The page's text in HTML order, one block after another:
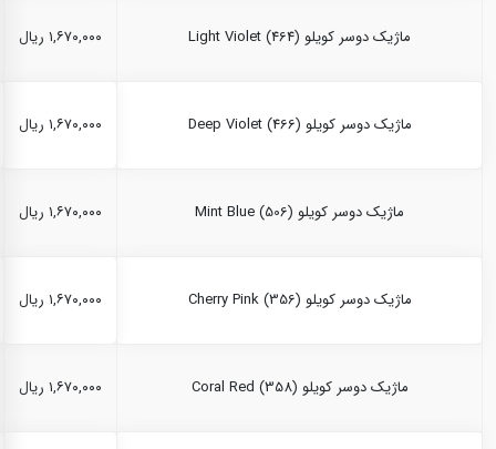
ماژیک دوسر کویلو Light Violet (464) ۱,۶۷۰,۰۰۰ ریال
ماژیک دوسر کویلو Deep Violet (466) ۱,۶۷۰,۰۰۰ ریال
ماژیک دوسر کویلو Mint Blue (506) ۱,۶۷۰,۰۰۰ ریال
ماژیک دوسر کویلو Cherry Pink (356) ۱,۶۷۰,۰۰۰ ریال
ماژیک دوسر کویلو Coral Red (358) ۱,۶۷۰,۰۰۰ ریال